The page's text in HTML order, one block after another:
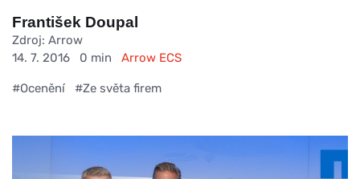
František Doupal
Zdroj: Arrow
14. 7. 2016
0 min Arrow ECS
#Ocenění #Ze světa firem